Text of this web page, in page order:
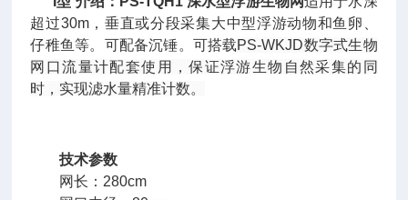
超过30m，垂直或分段采集大中型浮游动物和鱼卵、
仔稚鱼等。可配备沉锤。可搭载PS-WKJD数字式生物
网口流量计配套使用，保证浮游生物自然采集的同
时，实现滤水量精准计数。
技术参数
网长：280cm